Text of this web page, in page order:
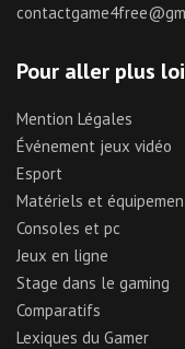
Pour aller plus
Mention Légales
Événement jeux vidéo
Esport
Matériels et
Consoles et pc
Jeux en ligne
Stage dans le gaming
Comparatifs
Lexiques du Gamer